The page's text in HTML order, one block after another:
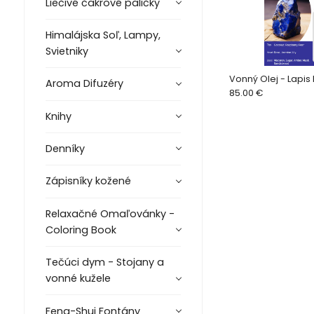
Himalájska Soľ, Lampy,
Svietniky
Aroma Difuzéry
Knihy
Denníky
Zápisníky kožené
Relaxačné Omaľovánky -
Coloring Book
Tečúci dym - Stojany a
vonné kužele
Feng-Shui Fontány
Vonný Olej - Lapis
85.00 €